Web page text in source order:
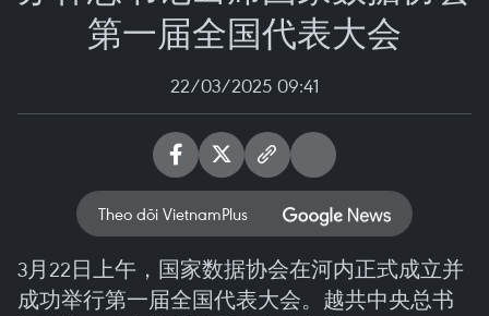
第一届全国代表大会
22/03/2025 09:41
Theo dõi VietnamPlus
3月22日上午，国家数据协会在河内正式成立并
成功举行第一届全国代表大会。越共中央总书